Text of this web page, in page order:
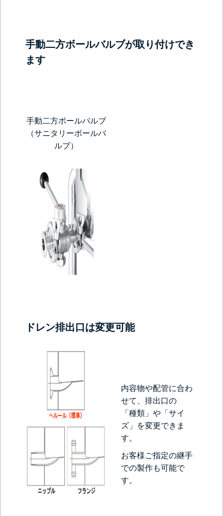
手動二方ボールバルブが取り付けでき
ます
手動二方ボールバルブ
（サニタリーボールバ
ルブ）
ドレン排出口は変更可能
内容物や配管に合わ
せて、排出口の
「種類」や「サイ
ズ」を変更できま
す。
お客様ご指定の継手
での製作も可能で
す。